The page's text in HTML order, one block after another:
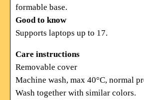
formable base.
Good to know
Supports laptops up to 17.
Care instructions
Removable cover
Machine wash, max 40°C, normal
Wash together with similar colors.